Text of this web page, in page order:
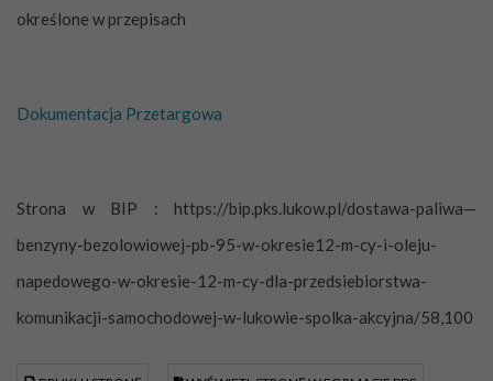
określone w przepisach
Dokumentacja Przetargowa
Strona w BIP : https://bip.pks.lukow.pl/dostawa-paliwa—
benzyny-bezolowiowej-pb-95-w-okresie12-m-cy-i-oleju-
napedowego-w-okresie-12-m-cy-dla-przedsiebiorstwa-
komunikacji-samochodowej-w-lukowie-spolka-akcyjna/58,100